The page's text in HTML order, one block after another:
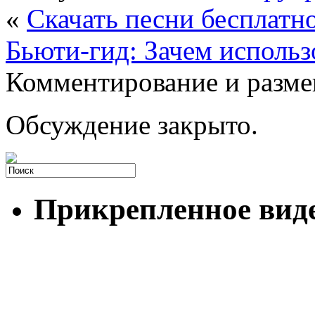
« Скачать песни
Бьюти-гид: Зачем
Комментирование и
Обсуждение закрыто.
Прикрепленное